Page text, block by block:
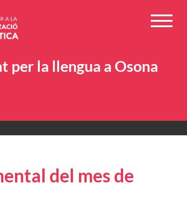
per la llengua a Osona
del mes de